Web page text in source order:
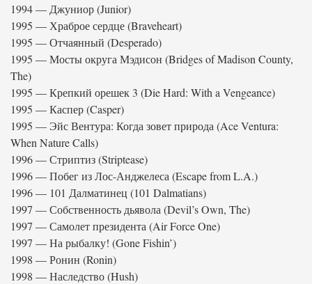
1994 — Джуниор (Junior)
1995 — Храброе сердце (Braveheart)
1995 — Отчаянный (Desperado)
1995 — Мосты округа Мэдисон (Bridges of Madison County,
The)
1995 — Крепкий орешек 3 (Die Hard: With a Vengeance)
1995 — Каспер (Casper)
1995 — Эйс Вентура: Когда зовет природа (Ace Ventura:
When Nature Calls)
1996 — Стриптиз (Striptease)
1996 — Побег из Лос-Анджелеса (Escape from L.A.)
1996 — 101 Далматинец (101 Dalmatians)
1997 — Собственность дьявола (Devil’s Own, The)
1997 — Самолет президента (Air Force One)
1997 — На рыбалку! (Gone Fishin’)
1998 — Ронин (Ronin)
1998 — Наследство (Hush)